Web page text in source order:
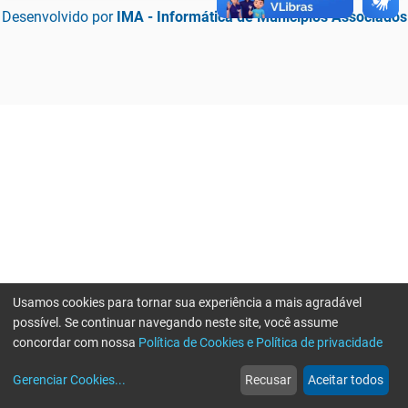
Desenvolvido por IMA - Informática de Municípios Associados
web
Notícias
more_horiz
Mais
Usamos cookies para tornar sua experiência a mais agradável
possível. Se continuar navegando neste site, você assume
concordar com nossa Política de Cookies e Política de privacidade
Gerenciar Cookies... Recusar Aceitar todos
Erro ao enviar informações, por favor tente novamente